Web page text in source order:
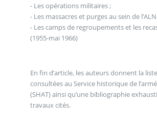
- Les opérations militaires ;
- Les massacres et purges au sein de
- Les camps de regroupements et les
(1955-mai 1966)
En fin d’article, les auteurs donnent la
consultées au Service historique de
(SHAT) ainsi qu’une bibliographie
travaux cités.